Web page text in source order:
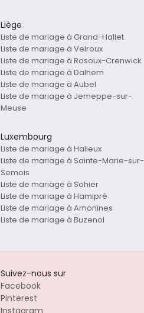
Liège
Liste de mariage à Grand-Hallet
Liste de mariage à Velroux
Liste de mariage à Rosoux-Crenwick
Liste de mariage à Dalhem
Liste de mariage à Aubel
Liste de mariage à Jemeppe-sur-
Meuse
Luxembourg
Liste de mariage à Halleux
Liste de mariage à Sainte-Marie-sur-
Semois
Liste de mariage à Sohier
Liste de mariage à Hamipré
Liste de mariage à Amonines
Liste de mariage à Buzenol
Suivez-nous sur
Facebook
Pinterest